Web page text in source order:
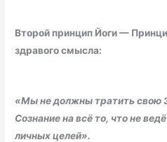
Второй принцип Йоги —
здравого смысла:
«Мы не должны тратить свою
Сознание на всё то, что не
личных целей».